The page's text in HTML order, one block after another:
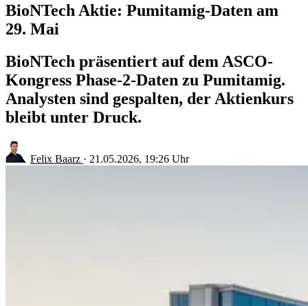
BioNTech Aktie: Pumitamig-Daten am
29. Mai
BioNTech präsentiert auf dem ASCO-
Kongress Phase-2-Daten zu Pumitamig.
Analysten sind gespalten, der Aktienkurs
bleibt unter Druck.
Felix Baarz · 21.05.2026, 19:26 Uhr